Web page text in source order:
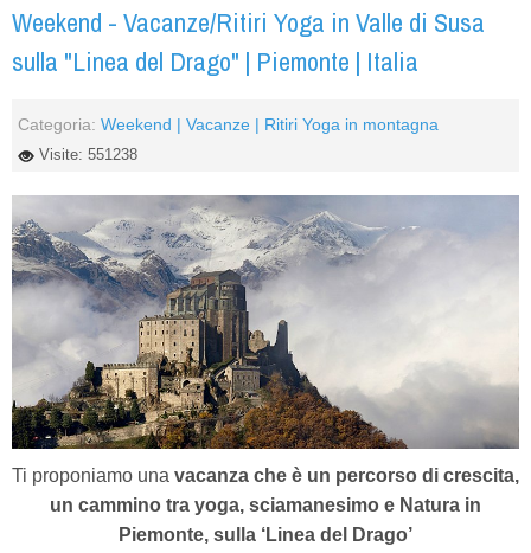
Weekend - Vacanze/Ritiri Yoga in Valle di Susa
sulla "Linea del Drago" | Piemonte | Italia
Categoria: Weekend | Vacanze | Ritiri Yoga in montagna
Visite: 551238
Ti proponiamo una vacanza che è un percorso di crescita,
un cammino tra yoga, sciamanesimo e Natura in
Piemonte, sulla ‘Linea del Drago’